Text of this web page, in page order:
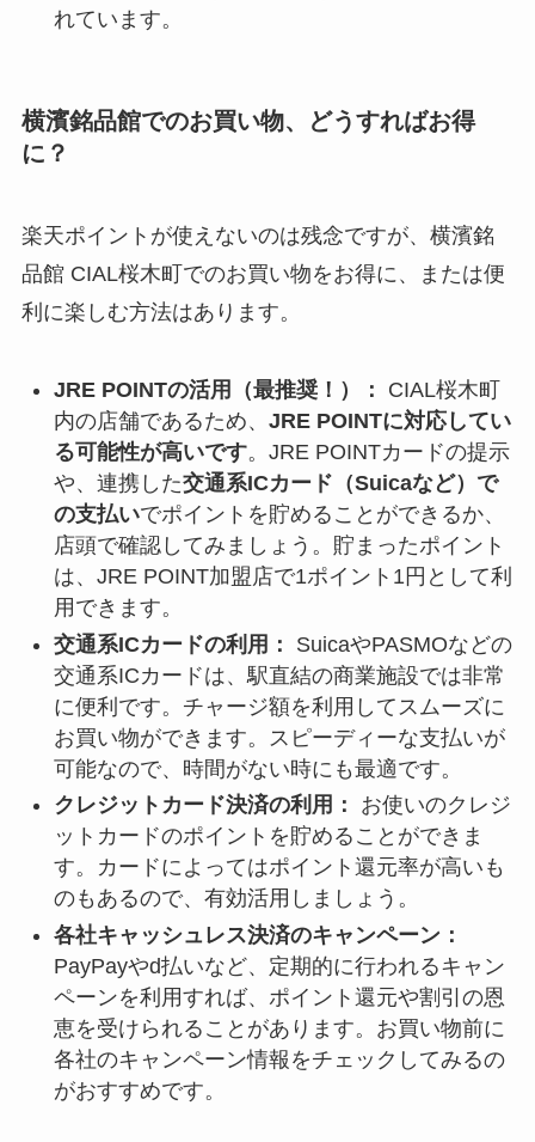
れています。
横濱銘品館でのお買い物、どうすればお得
に？
楽天ポイントが使えないのは残念ですが、横濱銘
品館 CIAL桜木町でのお買い物をお得に、または便
利に楽しむ方法はあります。
JRE POINTの活用（最推奨！）：
CIAL桜木町
内の店舗であるため、 JRE POINTに対応してい
る可能性が高いです。JRE POINTカードの提示
や、連携した交通系ICカード（Suicaなど）で
の支払いでポイントを貯めることができるか、
店頭で確認してみましょう。貯まったポイント
は、JRE POINT加盟店で1ポイント1円として利
用できます。
交通系ICカードの利用：
SuicaやPASMOなどの
交通系ICカードは、駅直結の商業施設では非常
に便利です。チャージ額を利用してスムーズに
お買い物ができます。スピーディーな支払いが
可能なので、時間がない時にも最適です。
クレジットカード決済の利用：
お使いのクレジ
ットカードのポイントを貯めることができま
す。カードによってはポイント還元率が高いも
のもあるので、有効活用しましょう。
各社キャッシュレス決済のキャンペーン：
PayPayやd払いなど、定期的に行われるキャン
ペーンを利用すれば、ポイント還元や割引の恩
恵を受けられることがあります。お買い物前に
各社のキャンペーン情報をチェックしてみるの
がおすすめです。